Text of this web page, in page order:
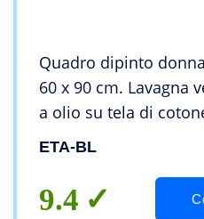
Quadro dipinto
60 x 90 cm. Lavagna
a olio su tela di
Decorazione da
ETA-BL
9.4